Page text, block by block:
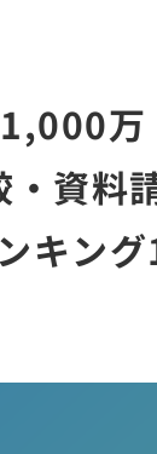
万
資料
キング